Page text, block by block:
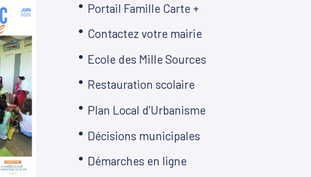
Portail Famille Carte +
Contactez votre mairie
Ecole des Mille Sources
Restauration scolaire
Plan Local d’Urbanisme
Décisions municipales
Démarches en ligne